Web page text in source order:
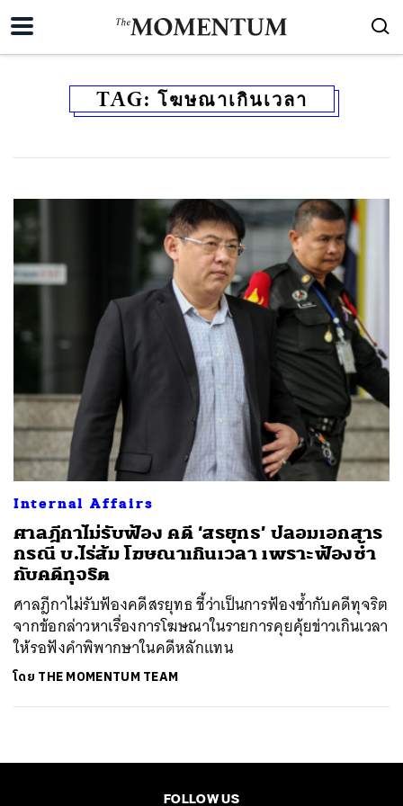
TAG: โฆษณาเกินเวลา
Internal Affairs
ศาลฎีกาไม่รับฟ้อง คดี ‘สรยุทธ’ ปลอมเอกสาร
กรณี บ.ไร่ส้ม โฆษณาเกินเวลา เพราะฟ้องซ้ำ
กับคดีทุจริต
ศาลฎีกาไม่รับฟ้องคดีสรยุทธ ชี้ว่าเป็นการฟ้องซ้ำกับคดีทุจริต
จากข้อกล่าวหาเรื่องการโฆษณาในรายการคุยคุ้ยข่าวเกินเวลา
ให้รอฟังคำพิพากษาในคดีหลักแทน
โดย THE MOMENTUM TEAM
FOLLOW US
SHARE TWEET LINE EMAIL